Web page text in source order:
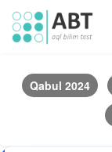
Qabul 2024